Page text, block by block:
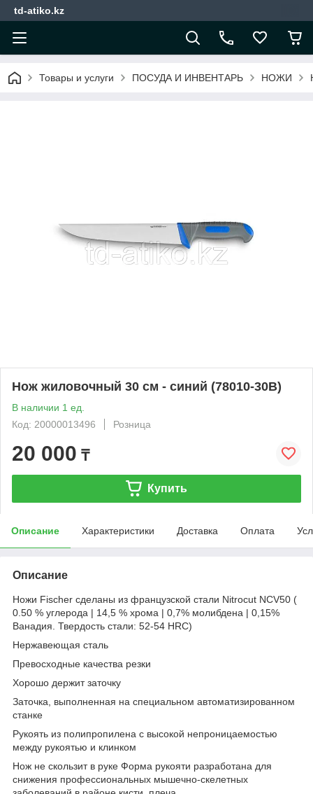
td-atiko.kz
Товары и услуги ПОСУДА И ИНВЕНТАРЬ НОЖИ
Нож жиловочный 30 см - синий (78010-30B)
В наличии 1 ед.
Код: 20000013496
Розница
20 000 ₸
Купить
Описание Характеристики Доставка Оплата
Описание
Ножи Fischer сделаны из французской стали Nitrocut NCV50 (
0.50 % углерода | 14,5 % хрома | 0,7% молибдена | 0,15%
Ванадия. Твердость стали: 52-54 HRC)
Нержавеющая сталь
Превосходные качества резки
Хорошо держит заточку
Заточка, выполненная на специальном автоматизированном
станке
Рукоять из полипропилена с высокой непроницаемостью
между рукоятью и клинком
Нож не скользит в руке Форма рукояти разработана для
снижения профессиональных мышечно-скелетных